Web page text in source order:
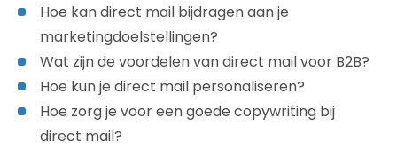
Hoe kan direct mail bijdragen aan je
marketingdoelstellingen?
Wat zijn de voordelen van direct mail voor B2B?
Hoe kun je direct mail personaliseren?
Hoe zorg je voor een goede copywriting bij
direct mail?